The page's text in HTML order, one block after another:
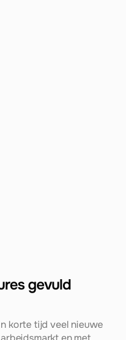
gevuld
korte tijd veel nieuwe